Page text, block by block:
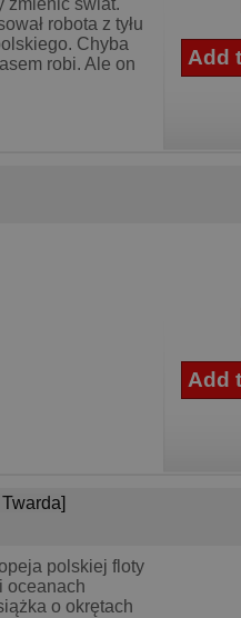
zmienić świat.
robota z tyłu
Chyba
robi. Ale on
polskiej floty
oceanach
o okrętach